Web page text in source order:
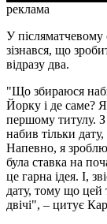
реклама
У післяматчевому
зізнався, що
відразу два.
"Що збираюся
Йорку і де саме?
першому титулу.
набив тільки
Напевно, я
була ставка на
це гарна ідея. І,
дату, тому що цей
двічі", – цитує